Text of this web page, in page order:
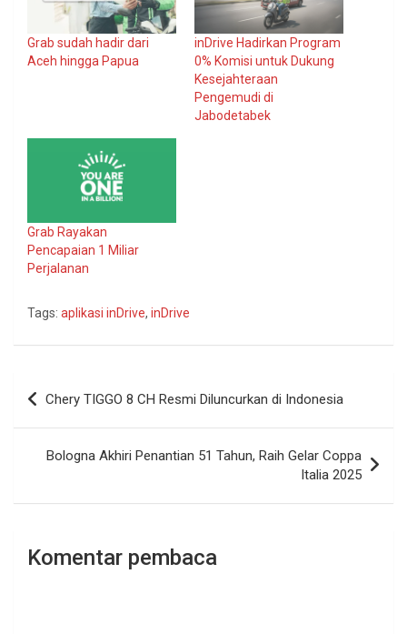
Grab sudah hadir dari
Aceh hingga Papua
inDrive Hadirkan Program
0% Komisi untuk Dukung
Kesejahteraan
Pengemudi di
Jabodetabek
Grab Rayakan
Pencapaian 1 Miliar
Perjalanan
Tags: aplikasi inDrive, inDrive
Navigasi
pos
Chery TIGGO 8 CH Resmi Diluncurkan di Indonesia
Bologna Akhiri Penantian 51 Tahun, Raih Gelar Coppa
Italia 2025
Komentar pembaca